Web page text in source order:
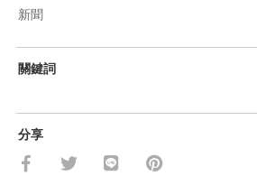
新聞
關鍵詞
分享